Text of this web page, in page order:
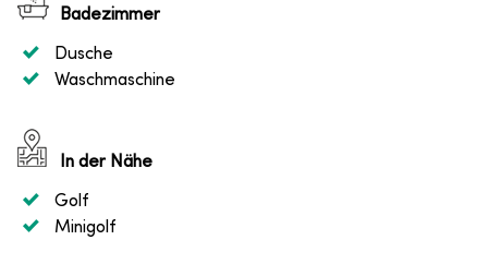
Badezimmer
Dusche
Waschmaschine
In der Nähe
Golf
Minigolf